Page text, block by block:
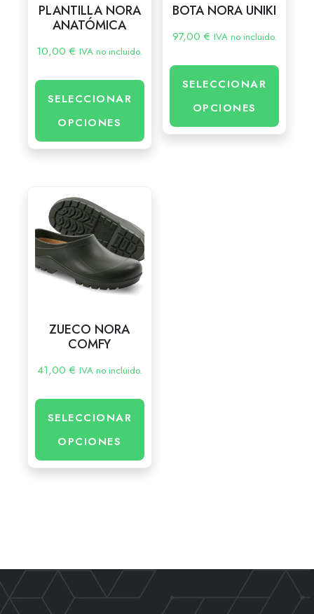
PLANTILLA NORA
ANATÓMICA
10,00€ IVA no incluido.
SELECCIONAR
OPCIONES
BOTA NORA UNIKI
97,00 € IVA no incluido.
SELECCIONAR
OPCIONES
ZUECO NORA
COMFY
41,00 € IVA no incluido.
SELECCIONAR
OPCIONES